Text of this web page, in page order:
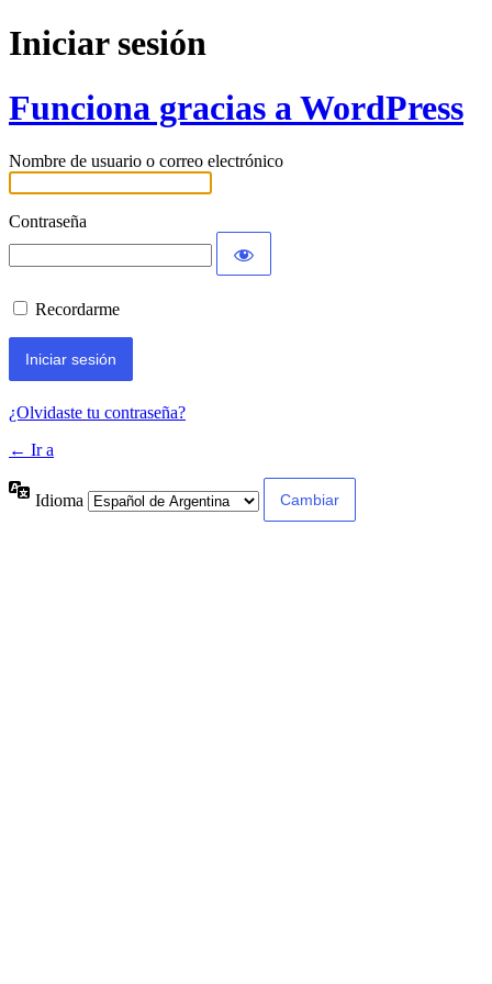
Iniciar sesión
Funciona gracias a WordPress
Nombre de usuario o correo electrónico
Contraseña
Recordarme
¿Olvidaste tu contraseña?
← Ir a
Idioma